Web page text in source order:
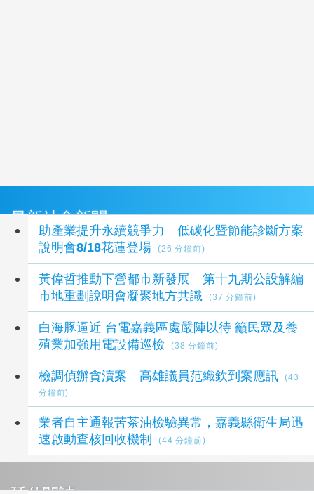
最新社會新聞
助產業提升永續競爭力 低碳化暨節能診斷方案
說明會8/18花蓮登場
(26 分鐘前)
黃偉哲推動下營都市新發展 第十九期公設解編
市地重劃說明會凝聚地方共識
(37 分鐘前)
白海豚逼近 台電嘉義區處嚴陣以待 籲民眾及養
殖業加強用電設備巡檢
(38 分鐘前)
檢調偵辦貪瀆案 高雄議員范織欽到案應訊
(43
分鐘前)
業者自主通報苦茶油檢驗異常，嘉義縣衛生局迅
速啟動查核回收機制
(44 分鐘前)